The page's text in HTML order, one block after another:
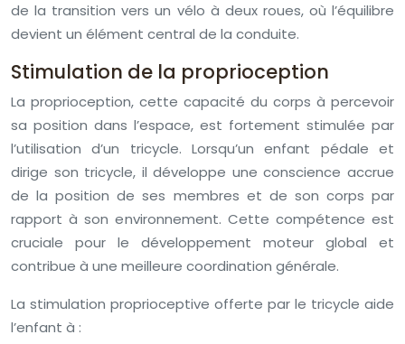
de la transition vers un vélo à deux roues, où l’équilibre
devient un élément central de la conduite.
Stimulation de la proprioception
La proprioception, cette capacité du corps à percevoir
sa position dans l’espace, est fortement stimulée par
l’utilisation d’un tricycle. Lorsqu’un enfant pédale et
dirige son tricycle, il développe une conscience accrue
de la position de ses membres et de son corps par
rapport à son environnement. Cette compétence est
cruciale pour le développement moteur global et
contribue à une meilleure coordination générale.
La stimulation proprioceptive offerte par le tricycle aide
l’enfant à :